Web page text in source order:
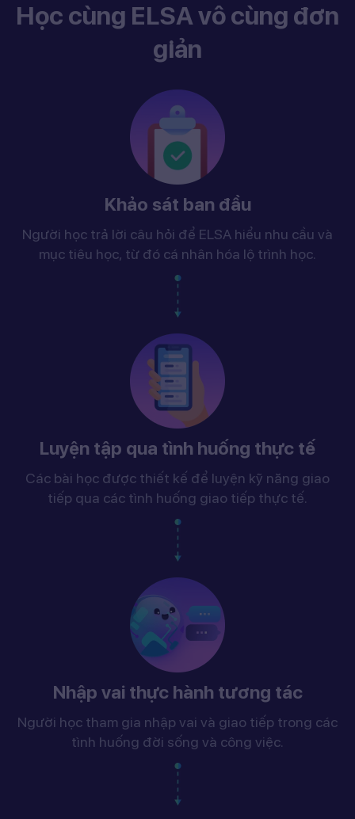
Học cùng ELSA vô cùng đơn
giản
Khảo sát ban đầu
Người học trả lời câu hỏi để ELSA hiểu nhu cầu và
mục tiêu học, từ đó cá nhân hóa lộ trình học.
Luyện tập qua tình huống thực tế
Các bài học được thiết kế để luyện kỹ năng giao
tiếp qua các tình huống giao tiếp thực tế.
Nhập vai thực hành tương tác
Người học tham gia nhập vai và giao tiếp trong các
tình huống đời sống và công việc.